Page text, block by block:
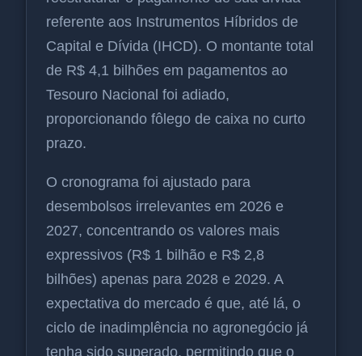
referente aos Instrumentos Híbridos de
Capital e Dívida (IHCD). O montante total
de R$ 4,1 bilhões em pagamentos ao
Tesouro Nacional foi adiado,
proporcionando fôlego de caixa no curto
prazo.
O cronograma foi ajustado para
desembolsos irrelevantes em 2026 e
2027, concentrando os valores mais
expressivos (R$ 1 bilhão e R$ 2,8
bilhões) apenas para 2028 e 2029. A
expectativa do mercado é que, até lá, o
ciclo de inadimplência no agronegócio já
tenha sido superado, permitindo que o